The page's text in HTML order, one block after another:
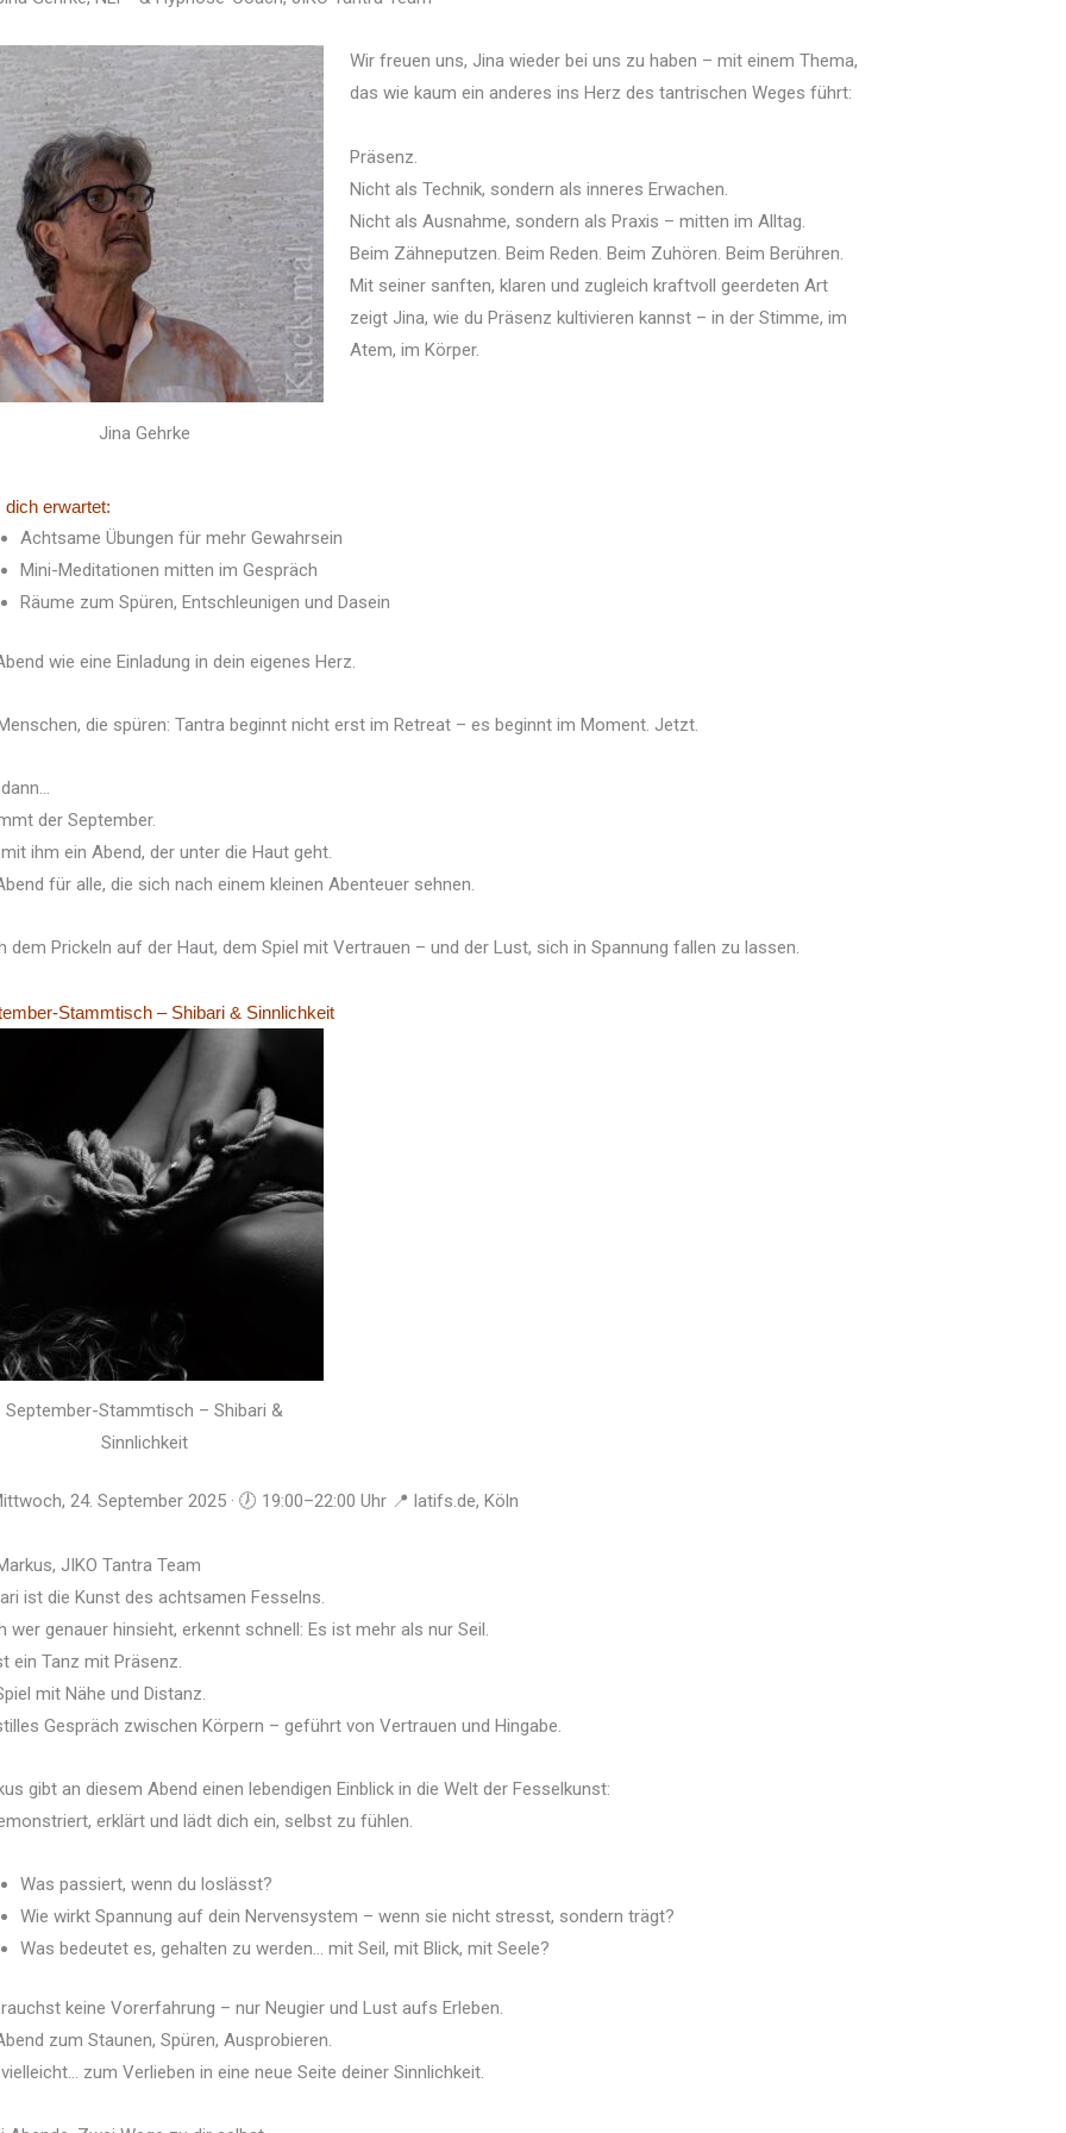
Jina Gehrke
Wir freuen uns, Jina wieder bei uns zu haben – mit einem Thema,
das wie kaum ein anderes ins Herz des tantrischen Weges führt:
Präsenz.
Nicht als Technik, sondern als inneres Erwachen.
Nicht als Ausnahme, sondern als Praxis – mitten im Alltag.
Beim Zähneputzen. Beim Reden. Beim Zuhören. Beim Berühren.
Mit seiner sanften, klaren und zugleich kraftvoll geerdeten Art
zeigt Jina, wie du Präsenz kultivieren kannst – in der Stimme, im
Atem, im Körper.
dich erwartet:
Achtsame Übungen für mehr Gewahrsein
Mini-Meditationen mitten im Gespräch
Räume zum Spüren, Entschleunigen und Dasein
wie eine Einladung in dein eigenes Herz.
die spüren: Tantra beginnt nicht erst im Retreat – es beginnt im Moment. Jetzt.
der September.
ihm ein Abend, der unter die Haut geht.
für alle, die sich nach einem kleinen Abenteuer sehnen.
dem Prickeln auf der Haut, dem Spiel mit Vertrauen – und der Lust, sich in Spannung fallen zu lassen.
Stammtisch – Shibari & Sinnlichkeit
September-Stammtisch – Shibari &
Sinnlichkeit
24. September 2025 · 🕖 19:00–22:00 Uhr 📍 latifs.de, Köln
JIKO Tantra Team
ist die Kunst des achtsamen Fesselns.
wer genauer hinsieht, erkennt schnell: Es ist mehr als nur Seil.
ein Tanz mit Präsenz.
mit Nähe und Distanz.
Gespräch zwischen Körpern – geführt von Vertrauen und Hingabe.
gibt an diesem Abend einen lebendigen Einblick in die Welt der Fesselkunst:
erklärt und lädt dich ein, selbst zu fühlen.
Was passiert, wenn du loslässt?
Wie wirkt Spannung auf dein Nervensystem – wenn sie nicht stresst, sondern trägt?
Was bedeutet es, gehalten zu werden… mit Seil, mit Blick, mit Seele?
keine Vorerfahrung – nur Neugier und Lust aufs Erleben.
zum Staunen, Spüren, Ausprobieren.
zum Verlieben in eine neue Seite deiner Sinnlichkeit.